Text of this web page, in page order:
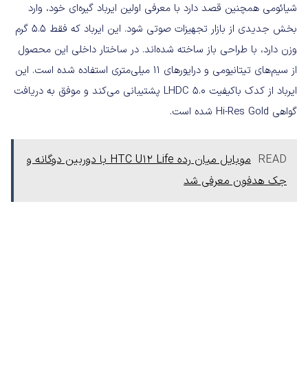
شیائومی همچنین قصد دارد با معرفی اولین ایرباد گیره‌ای خود، وارد
بخش جدیدی از بازار تجهیزات صوتی شود. این ایرباد که فقط ۵.۵ گرم
وزن دارد، با طراحی باز ساخته شده‌اند. در ساختار داخلی این محصول
از سیم‌های تیتانیومی و درایورهای ۱۱ میلی‌متری استفاده شده است. این
ایرباد از کدک باکیفیت LHDC 5.0 پشتیبانی می‌کند و موفق به دریافت
گواهی Hi-Res Gold شده است.
READ
موبایل میان رده HTC U12 Life با دوربین دوگانه و
جک هدفون معرفی شد